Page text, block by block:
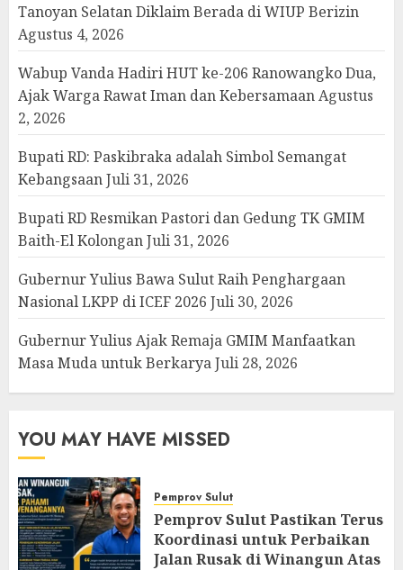
Tanoyan Selatan Diklaim Berada di WIUP Berizin
Agustus 4, 2026
Wabup Vanda Hadiri HUT ke-206 Ranowangko Dua,
Ajak Warga Rawat Iman dan KebersamaanAgustus
2, 2026
Bupati RD: Paskibraka adalah Simbol Semangat
KebangsaanJuli 31, 2026
Bupati RD Resmikan Pastori dan Gedung TK GMIM
Baith-El KolonganJuli 31, 2026
Gubernur Yulius Bawa Sulut Raih Penghargaan
Nasional LKPP di ICEF 2026 Juli 30, 2026
Gubernur Yulius Ajak Remaja GMIM Manfaatkan
Masa Muda untuk BerkaryaJuli 28, 2026
YOU MAY HAVE MISSED
Pemprov Sulut
Pemprov Sulut Pastikan Terus
Koordinasi untuk Perbaikan
Jalan Rusak di Winangun Atas